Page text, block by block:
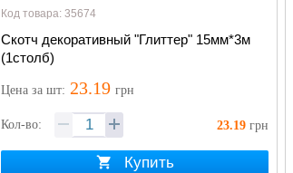
Код товара: 35674
Скотч декоративный "Глиттер" 15мм*3м
(1столб)
Цена за шт: 23.19 грн
Кол-во: 23.19 грн
Купить